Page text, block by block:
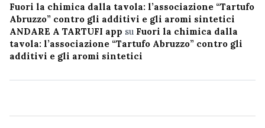
Fuori la chimica dalla tavola: l’associazione “Tartufo
Abruzzo” contro gli additivi e gli aromi sintetici
ANDARE A TARTUFI app su Fuori la chimica dalla
tavola: l’associazione “Tartufo Abruzzo” contro gli
additivi e gli aromi sintetici